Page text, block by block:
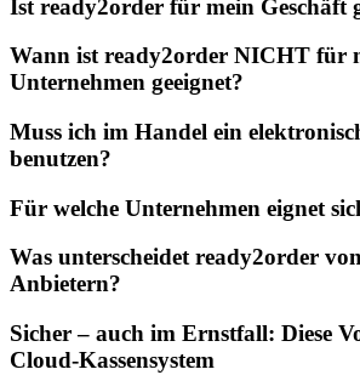
Ist ready2order für mein Geschäft
Wann ist ready2order NICHT für
Unternehmen geeignet?
Muss ich im Handel ein
benutzen?
Für welche Unternehmen eignet
Was unterscheidet ready2order
Anbietern?
Sicher – auch im Ernstfall: Diese
Cloud-Kassensystem